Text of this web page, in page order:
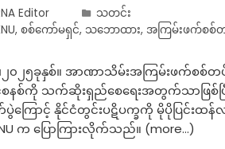
Editor
သတင်း
, စစ်ကော်မရှင်, သဘောထား, အကြမ်းဖက်စစ်
၀၂၅ခုနှစ်။ အာဏာသိမ်းအကြမ်းဖက်စစ်
နစ်ကို သက်ဆိုးရှည်စေရေးအတွက်သာဖြစ်
က်ပွဲကြောင့် နိုင်ငံတွင်းပဋိပက္ခကို မိုပိုပြ
က ပြောကြားလိုက်သည်။ (more…)